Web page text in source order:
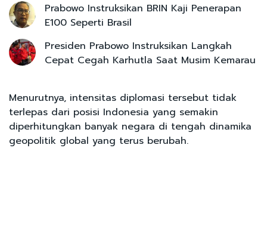
Prabowo Instruksikan BRIN Kaji Penerapan
E100 Seperti Brasil
Presiden Prabowo Instruksikan Langkah
Cepat Cegah Karhutla Saat Musim Kemarau
Menurutnya, intensitas diplomasi tersebut tidak
terlepas dari posisi Indonesia yang semakin
diperhitungkan banyak negara di tengah dinamika
geopolitik global yang terus berubah.